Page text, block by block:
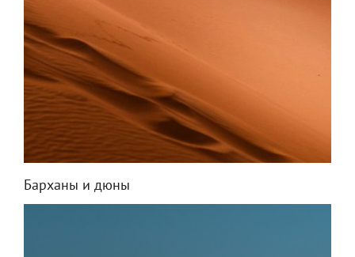
Барханы и дюны